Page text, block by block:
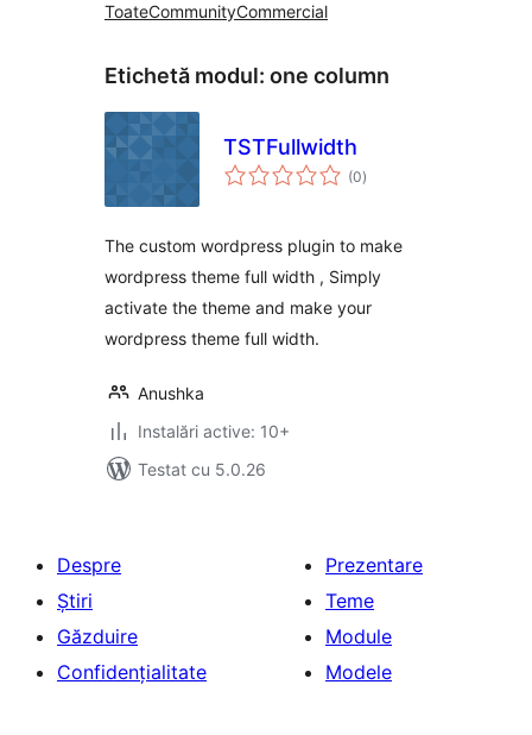
ToateCommunityCommercial
Etichetă modul: one column
TSTFullwidth
(0total
aprecieri
)
The custom wordpress plugin to make
wordpress theme full width , Simply
activate the theme and make your
wordpress theme full width.
Anushka
Instalări active: 10+
Testat cu 5.0.26
Despre
Știri
Găzduire
Confidențialitate
Prezentare
Teme
Module
Modele